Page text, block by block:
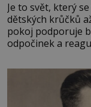
Je to svět, který
dětských krůčků
pokoj podporuje
odpočinek a
měkkost a
především klidně